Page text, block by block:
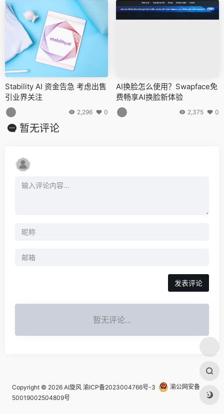
Stability AI 资金告急 考虑出售
引业界关注
2,296 0
AI换脸怎么使用？Swapface免
费畅享AI换脸新体验
2,375 0
暂无评论
发表评论
暂无评论...
Copyright © 2026 AI旋风 渝ICP备2023004766号-3
渝公网安备
50019002504809号